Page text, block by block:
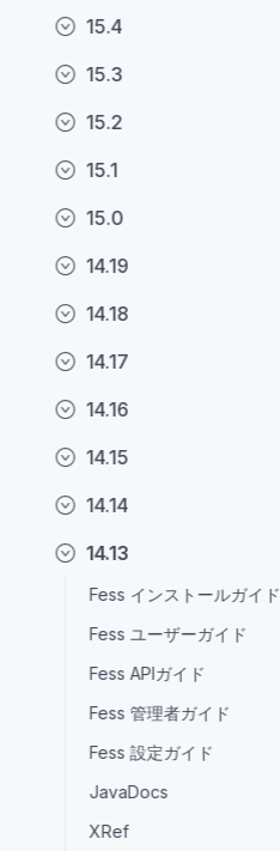
15.4
15.3
15.2
15.1
15.0
14.19
14.18
14.17
14.16
14.15
14.14
14.13
Fess インストールガイド
Fess ユーザーガイド
Fess APIガイド
Fess 管理者ガイド
Fess 設定ガイド
JavaDocs
XRef